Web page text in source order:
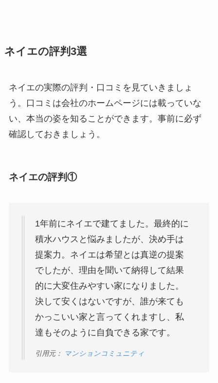
ネイエの評判3選
ネイエの実際の評判・口コミを見ていきましょ
う。口コミは会社のホームページには載っていな
い、本当の姿を知ることができます。事前に必ず
確認しておきましょう。
ネイエの評判①
1年前にネイエで建てました。最終的に
積水ハウスと悩みましたが、決め手は
提案力。ネイエは希望とは真逆の提案
でしたが、理由を聞いて納得して結果
的に大変住みやすい家になりました。
決して安くはないですが、誰が来ても
かっこいい家と言ってくれますし、私
達もそのように自負できる家です。
引用元： マンションコミュニティ